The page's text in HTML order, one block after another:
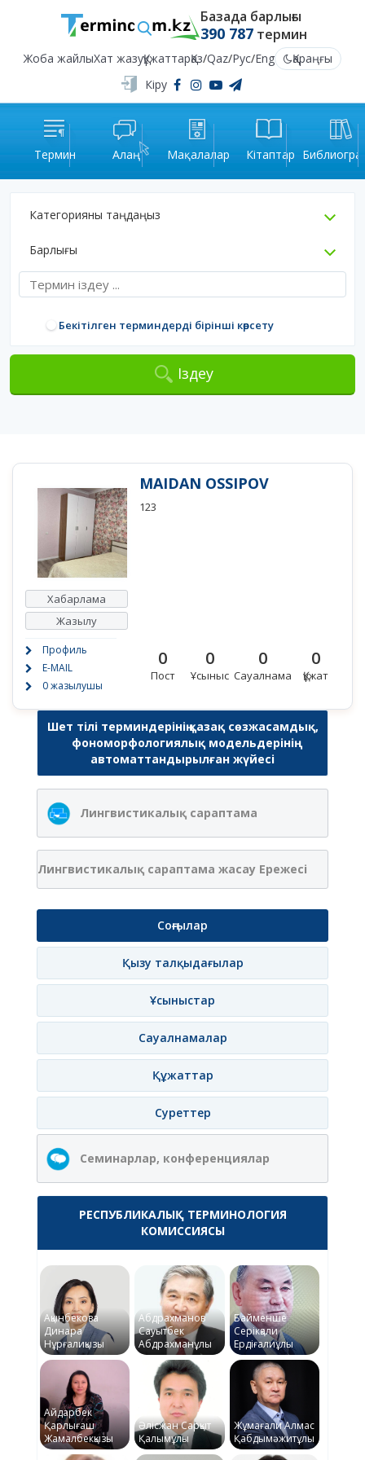
Базада барлығы
390 787термин
Жоба жайлыХат жазуҚұжаттарҚаз/Qaz/Рус/Eng
Қараңғы
Кіру
Термин Алаң Мақалалар Кітаптар
Категорияны таңдаңыз
Барлығы
Бекітілген терминдерді бірінші көрсету
Іздеу
Хабарлама
Жазылу
Профиль
E-MAIL
0 жазылушы
MAIDAN OSSIPOV
123
0
Пост
0
Ұсыныс
0
Сауалнама
0
Құжат
Шет тілі терминдерінің қазақ сөзжасамдық,
фономорфологиялық модельдерінің
автоматтандырылған жүйесі
Лингвистикалық сараптама
Лингвистикалық сараптама жасау Ережесі
Соңғылар
Қызу талқыдағылар
Ұсыныстар
Сауалнамалар
Құжаттар
Суреттер
Семинарлар, конференциялар
РЕСПУБЛИКАЛЫҚ ТЕРМИНОЛОГИЯ
КОМИССИЯСЫ
Ақынбекова
Динара
Нұрғалиқызы
Абдрахманов
Сауытбек
Абдрахманұлы
Байменше
Серікқали
Ердіғалиұлы
Айдарбек
Қарлығаш
Жамалбекқызы
Әлісжан Сарқыт
Қалымұлы
Жұмағали Алмас
Қабдымәжитұлы